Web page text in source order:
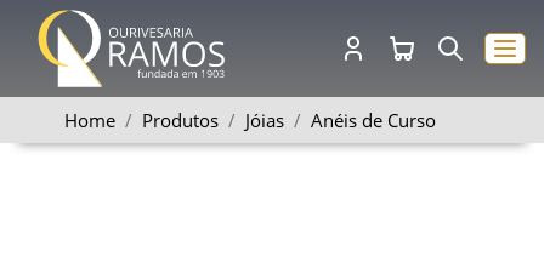
Home Produtos Jóias Anéis de Curso